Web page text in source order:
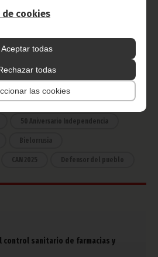
cookies
Aceptar todas
todas
las cookies
Presidencia
Vicepresidencia
Estadísticas CAN 2015
50 Aniversario Independencia
Bielorrusia
CAN 2025 Defensor del pueblo
control sanitario de farmacias y